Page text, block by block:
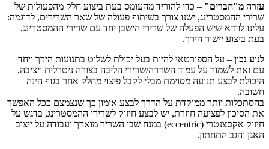
עזרה מ"חברים" – כדי להוריד מהעומס בעת ביצוע חלק מהפעולות של
שרירי ההמסטרינג, ישנו צורך בשיתוף פעולה של שאר השרירים, לדוגמה:
עלינו לוודא שיש הפעלה של שרירי הישבן יחד עם שרירי ההמסטרינג,
בעת ביצוע יישור הירך.
לנוע נכון – על הספורטאי להיות בעל יכולת לשלוט בתנועות הירך ויחד
עם זאת לשמור על עמוד השדרה/שרירי הליבה בצורה ניטרלית ויציבה,
היכולת לבצע תנועה מסוימת מבלי לקבל פיצוי מחלק אחר בגוף הינה
חשובה.
בהסתכלות יותר ממוקדת על הדרך לבצע אימון כך שנצמצם ככל האפשר
את הסיכון לפציעה חוזרת, יש לבצע חיזוק לשרירי ההמסטרינג, בדגש על
חיזוק אקסצנטרי (eccentric) במנח שבו השריר מוארך ועבודה על ייצוב
האגן והגב התחתון.